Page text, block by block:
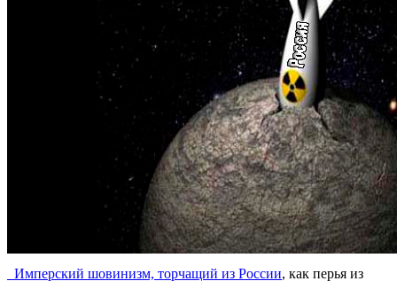
Имперский шовинизм, торчащий из России, как перья из